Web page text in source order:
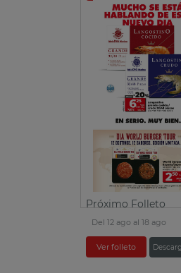
Próximo Folleto
Del 12 ago al 18 ago
Ver folleto